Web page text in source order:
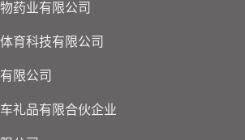
药业有限公司
育科技有限公司
限公司
礼品有限合伙企业